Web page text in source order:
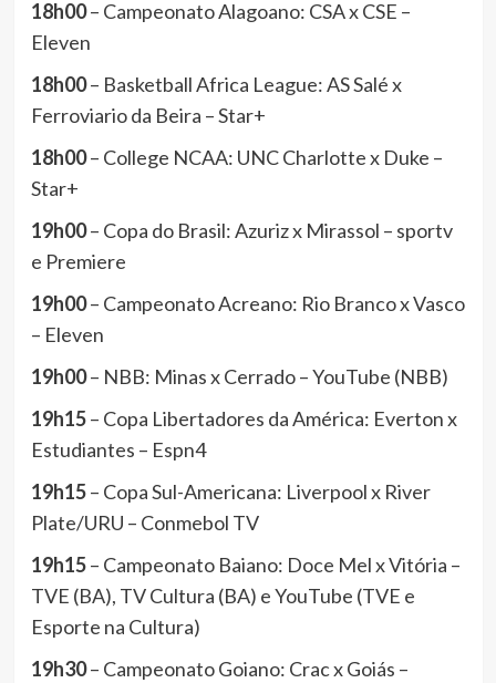
18h00– Campeonato Alagoano: CSA x CSE –
Eleven
18h00– Basketball Africa League: AS Salé x
Ferroviario da Beira – Star+
18h00– College NCAA: UNC Charlotte x Duke –
Star+
19h00– Copa do Brasil: Azuriz x Mirassol – sportv
e Premiere
19h00– Campeonato Acreano: Rio Branco x Vasco
– Eleven
19h00– NBB: Minas x Cerrado – YouTube (NBB)
19h15– Copa Libertadores da América: Everton x
Estudiantes – Espn4
19h15– Copa Sul-Americana: Liverpool x River
Plate/URU – Conmebol TV
19h15– Campeonato Baiano: Doce Mel x Vitória –
TVE (BA), TV Cultura (BA) e YouTube (TVE e
Esporte na Cultura)
19h30– Campeonato Goiano: Crac x Goiás –